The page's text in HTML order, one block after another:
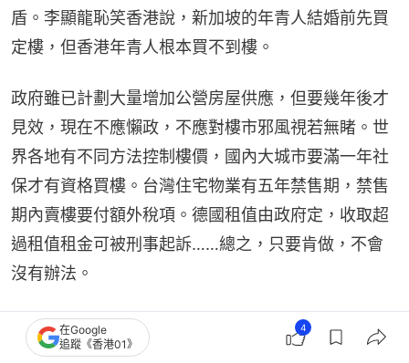
盾。李顯龍恥笑香港說，新加坡的年青人結婚前先買
定樓，但香港年青人根本買不到樓。
政府雖已計劃大量增加公營房屋供應，但要幾年後才
見效，現在不應懶政，不應對樓市邪風視若無睹。世
界各地有不同方法控制樓價，國內大城市要滿一年社
保才有資格買樓。台灣住宅物業有五年禁售期，禁售
期內賣樓要付額外稅項。德國租值由政府定，收取超
過租值租金可被刑事起訴……總之，只要肯做，不會
沒有辦法。
特首李家超近日風塵僕僕來往中亞推廣香港經貿，固
然可嘉，但香港頭號問題是地產令整體經濟失衡，為
在Google
追蹤《香港01》
4